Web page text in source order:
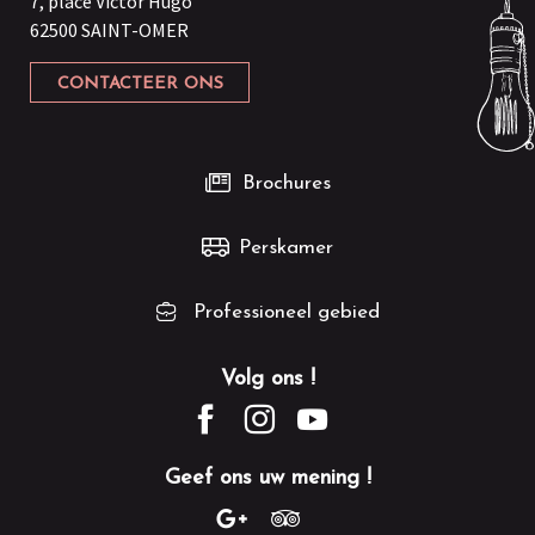
62500 SAINT-OMER
CONTACTEER ONS
Volg ons !
Geef ons uw mening !
Brochures
Perskamer
Professioneel gebied